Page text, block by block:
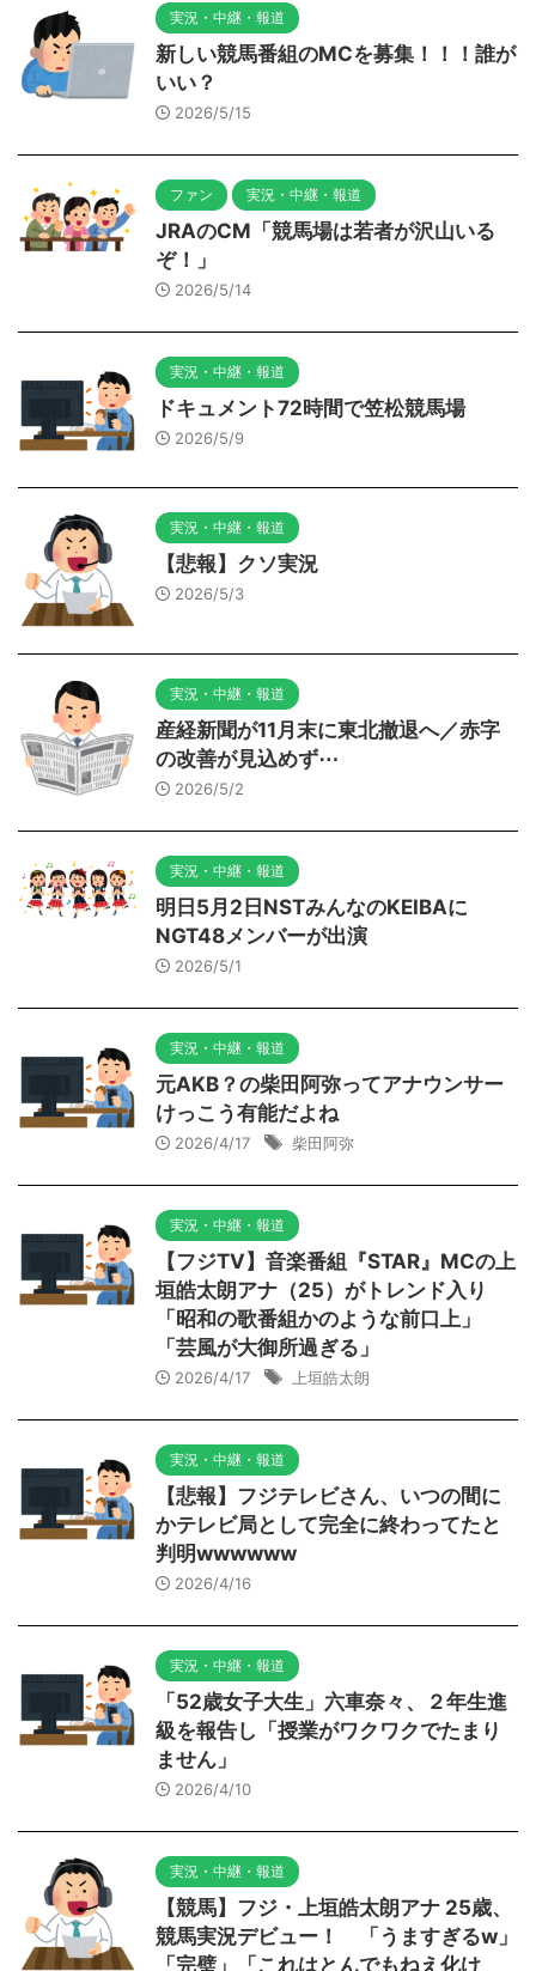
実況・中継・報道
新しい競馬番組のMCを募集！！！誰が
いい？
2026/5/15
ファン 実況・中継・報道
JRAのCM「競馬場は若者が沢山いる
ぞ！」
2026/5/14
実況・中継・報道
ドキュメント72時間で笠松競馬場
2026/5/9
実況・中継・報道
【悲報】クソ実況
2026/5/3
実況・中継・報道
産経新聞が11月末に東北撤退へ／赤字
の改善が見込めず⋯
2026/5/2
実況・中継・報道
明日5月2日NSTみんなのKEIBAに
NGT48メンバーが出演
2026/5/1
実況・中継・報道
元AKB？の柴田阿弥ってアナウンサー
けっこう有能だよね
2026/4/17 柴田阿弥
実況・中継・報道
【フジTV】音楽番組『STAR』MCの上
垣皓太朗アナ（25）がトレンド入り
「昭和の歌番組かのような前口上」
「芸風が大御所過ぎる」
2026/4/17 上垣皓太朗
実況・中継・報道
【悲報】フジテレビさん、いつの間に
かテレビ局として完全に終わってたと
判明wwwwww
2026/4/16
実況・中継・報道
「52歳女子大生」六車奈々、２年生進
級を報告し「授業がワクワクでたまり
ません」
2026/4/10
実況・中継・報道
【競馬】フジ・上垣皓太朗アナ 25歳、
競馬実況デビュー！ 「うますぎるw」
「完璧」「これはとんでもねえ化け